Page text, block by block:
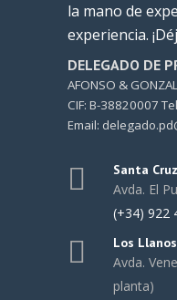
la mano de
experiencia.
DELEGADO DE
AFONSO &
CIF: B-38820007
Email:
Santa
Avda. El
(+34) 922
Los
Avda.
planta)